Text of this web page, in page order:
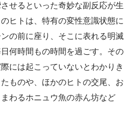
せるといった奇妙な副反応が生
ヒトは、特有の変性意識状態に
の前に座り、そこに表れる明滅
何時間もの時間を過ごす。その
には起こっていないとわかりき
ものや、ほかのヒトの交尾、お
わるホニュウ魚の赤ん坊など